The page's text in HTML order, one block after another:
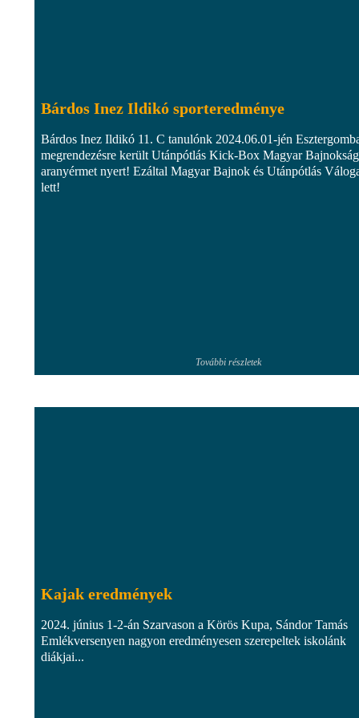
Bárdos Inez Ildikó sporteredménye
Bárdos Inez Ildikó 11. C tanulónk 2024.06.01-jén
megrendezésre került Utánpótlás Kick-Box Magyar
aranyérmet nyert! Ezáltal Magyar Bajnok és Utánpótlás
lett!
További részletek
Kajak eredmények
2024. június 1-2-án Szarvason a Körös Kupa, Sándor Tamás
Emlékversenyen nagyon eredményesen szerepeltek iskolánk
diákjai...